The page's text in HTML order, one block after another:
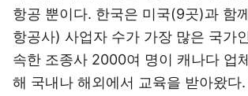
항공 뿐이다. 한국은 미국(9곳)과 함
항공사) 사업자 수가 가장 많은 국가
속한 조종사 2000여 명이 캐나다 업
해 국내나 해외에서 교육을 받아왔다.